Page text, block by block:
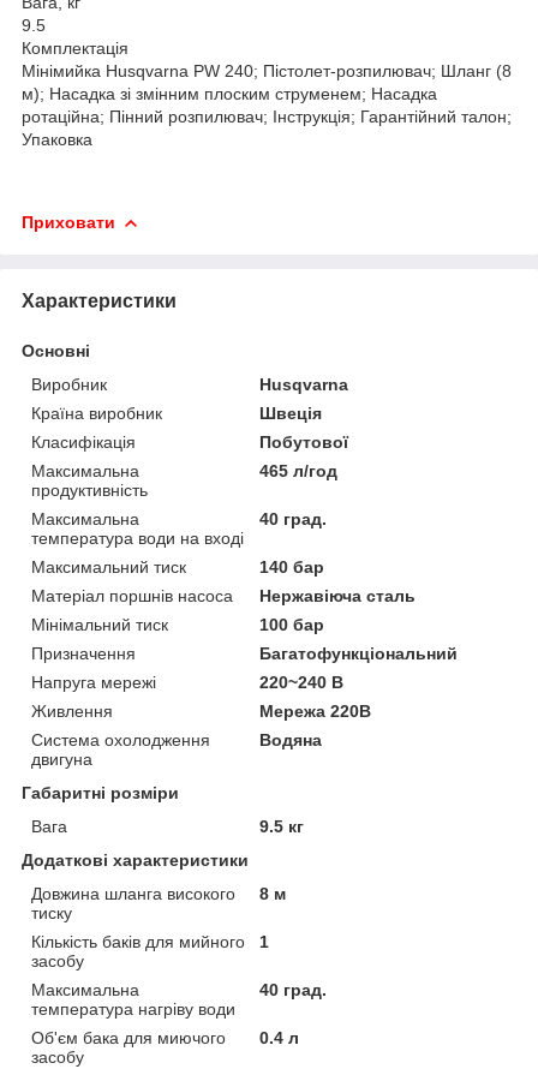
9.5
Комплектація
Мінімийка Husqvarna PW 240; Пістолет-розпилювач; Шланг (8
м); Насадка зі змінним плоским струменем; Насадка
ротаційна; Пінний розпилювач; Інструкція; Гарантійний талон;
Упаковка
Приховати
Характеристики
Основні
Виробник
Husqvarna
Країна виробник
Швеція
Класифікація
Побутової
Максимальна
продуктивність
465 л/год
Максимальна
температура води на вході
40 град.
Максимальний тиск
140 бар
Матеріал поршнів насоса
Нержавіюча сталь
Мінімальний тиск
100 бар
Призначення
Багатофункціональний
Напруга мережі
220~240 В
Живлення
Мережа 220В
Система охолодження
двигуна
Водяна
Габаритні розміри
Вага
9.5 кг
Додаткові характеристики
Довжина шланга високого
тиску
8 м
Кількість баків для мийного
засобу
1
Максимальна
температура нагріву води
40 град.
Об'єм бака для миючого
засобу
0.4 л